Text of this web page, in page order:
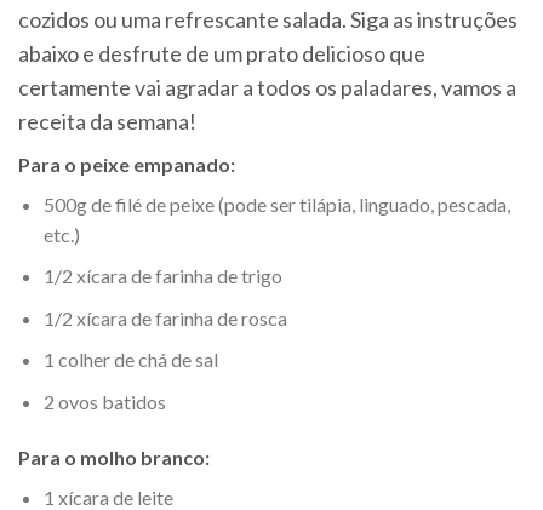
cozidos ou uma refrescante salada. Siga as instruções
abaixo e desfrute de um prato delicioso que
certamente vai agradar a todos os paladares, vamos a
receita da semana!
Para o peixe empanado:
500g de filé de peixe (pode ser tilápia, linguado, pescada,
etc.)
1/2 xícara de farinha de trigo
1/2 xícara de farinha de rosca
1 colher de chá de sal
2 ovos batidos
Para o molho branco:
1 xícara de leite